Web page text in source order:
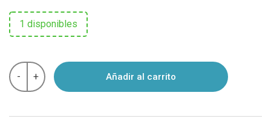
1 disponibles
-
Libro
Hoy
+ Añadir al carrito